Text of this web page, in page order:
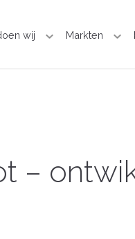
wij Markten
–